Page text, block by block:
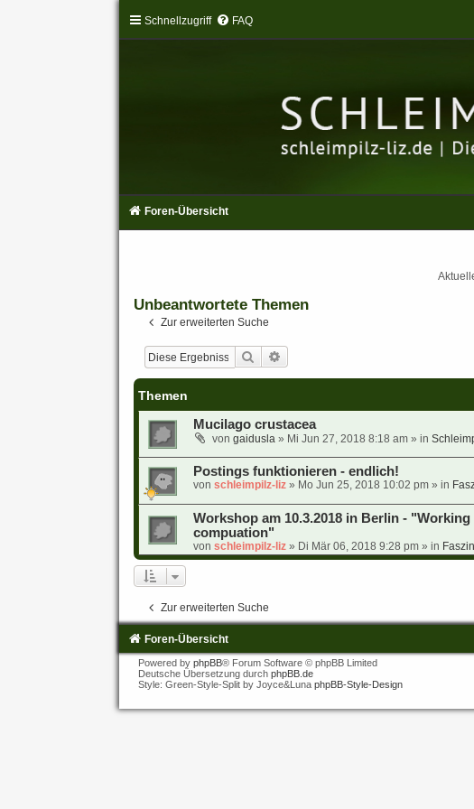
Schnellzugriff FAQ
Foren-Übersicht
Unbeantwortete Themen
Zur erweiterten Suche
Suche
Themen
Mucilago crustacea
von gaidusla» Mi Jun 27, 2018 8:18 am » in
Postings funktionieren - endlich!
von schleimpilz-liz» Mo Jun 25, 2018 10:02 pm » in
Workshop am 10.3.2018 in Berlin -
compuation"
von schleimpilz-liz» Di Mär 06, 2018 9:28 pm » in
Zur erweiterten Suche
Foren-Übersicht
Powered by phpBB® Forum Software © phpBB Limited
Deutsche Übersetzung durch phpBB.de
Style: Green-Style-Split by Joyce&Luna phpBB-Style-Design